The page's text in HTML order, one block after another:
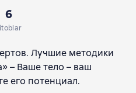
6
Лучшие методики
– Ваше тело – ваш
его потенциал.